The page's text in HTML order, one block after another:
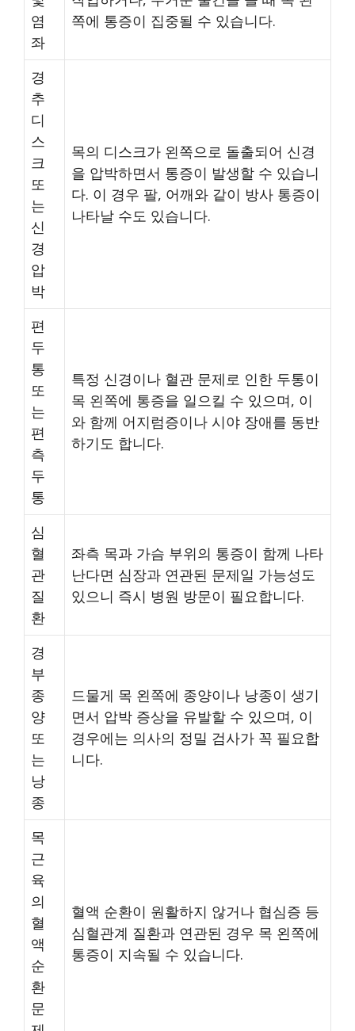
염
좌
쪽에 통증이 집중될 수 있습니다.
경
추
디
스
크
또
는
신
경
압
박
목의 디스크가 왼쪽으로 돌출되어 신경
을 압박하면서 통증이 발생할 수 있습니
다. 이 경우 팔, 어깨와 같이 방사 통증이
나타날 수도 있습니다.
편
두
통
또
는
편
측
두
통
특정 신경이나 혈관 문제로 인한 두통이
목 왼쪽에 통증을 일으킬 수 있으며, 이
와 함께 어지럼증이나 시야 장애를 동반
하기도 합니다.
심
혈
관
질
환
좌측 목과 가슴 부위의 통증이 함께 나타
난다면 심장과 연관된 문제일 가능성도
있으니 즉시 병원 방문이 필요합니다.
경
부
종
양
또
는
낭
종
드물게 목 왼쪽에 종양이나 낭종이 생기
면서 압박 증상을 유발할 수 있으며, 이
경우에는 의사의 정밀 검사가 꼭 필요합
니다.
목
근
육
의
혈
액
순
환
문
혈액 순환이 원활하지 않거나 협심증 등
심혈관계 질환과 연관된 경우 목 왼쪽에
통증이 지속될 수 있습니다.